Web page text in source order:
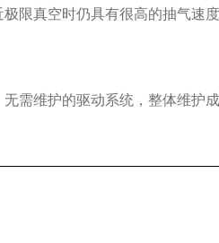
限真空时仍具有很高的抽气速度
需维护的驱动系统，整体维护